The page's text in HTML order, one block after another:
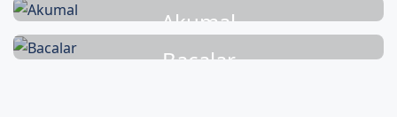
Akumal
Bacalar